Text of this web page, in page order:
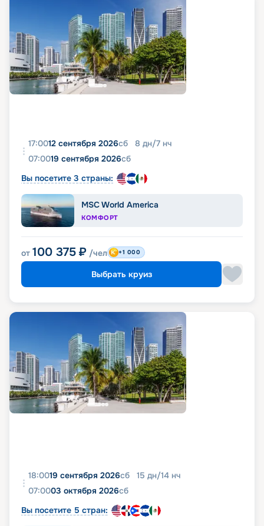
17:0012 сентября 2026сб 8 дн/7 нч
07:0019 сентября 2026сб
Вы посетите 3 страны:
MSC World America
КОМФОРТ
от 100 375 ₽ /чел +1 000
Выбрать круиз
18:0019 сентября 2026сб 15 дн/14 нч
07:0003 октября 2026сб
Вы посетите 5 стран: